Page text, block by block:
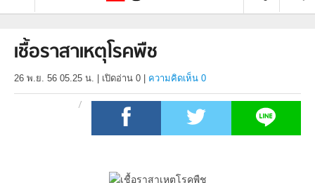
เชื้อราสาเหตุโรคพืช
26 พ.ย. 56 05.25 น. เปิดอ่าน 0 ความคิดเห็น 0